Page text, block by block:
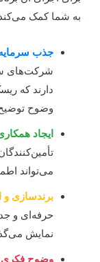
شما کمک می‌کند:
جذب سرمایه:
دارند که ریسک،
وضوح توضیح
ایجاد همکاری:
تأمین‌کنندگان
می‌تواند
برندسازی و
حرفه‌ای و جدی
نمایش می‌گذارد.
وضوح فکری: